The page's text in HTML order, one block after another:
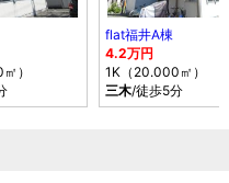
）
flat福井A棟
4.2万円
1K（20.000㎡）
三木/徒歩5分